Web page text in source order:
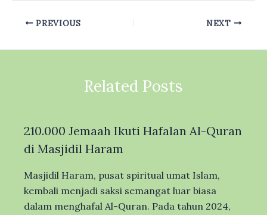
PREVIOUS NEXT
Related Posts
210.000 Jemaah Ikuti Hafalan Al-Quran
di Masjidil Haram
Masjidil Haram, pusat spiritual umat Islam,
kembali menjadi saksi semangat luar biasa
dalam menghafal Al-Quran. Pada tahun 2024,